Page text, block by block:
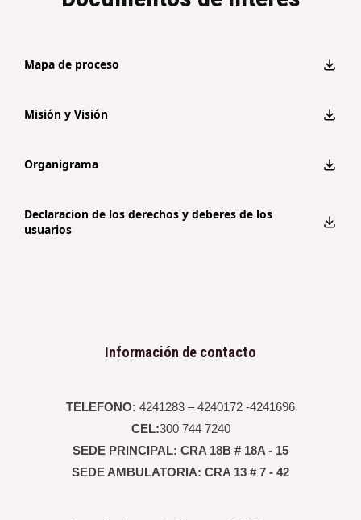
Mapa de proceso
Misión y Visión
Organigrama
Declaracion de los derechos y deberes de los
usuarios
Información de contacto
TELEFONO: 4241283 – 4240172 -4241696
CEL:300 744 7240
SEDE PRINCIPAL: CRA 18B # 18A - 15
SEDE AMBULATORIA: CRA 13 # 7 - 42